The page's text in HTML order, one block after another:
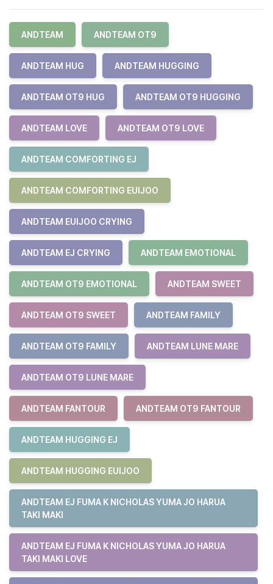
ANDTEAM ANDTEAM OT9
ANDTEAM HUG ANDTEAM HUGGING
ANDTEAM OT9 HUG ANDTEAM OT9 HUGGING
ANDTEAM LOVE ANDTEAM OT9 LOVE
ANDTEAM COMFORTING EJ
ANDTEAM COMFORTING EUIJOO
ANDTEAM EUIJOO CRYING
ANDTEAM EJ CRYING ANDTEAM EMOTIONAL
ANDTEAM OT9 EMOTIONAL ANDTEAM SWEET
ANDTEAM OT9 SWEET ANDTEAM FAMILY
ANDTEAM OT9 FAMILY ANDTEAM LUNE MARE
ANDTEAM OT9 LUNE MARE
ANDTEAM FANTOUR ANDTEAM OT9 FANTOUR
ANDTEAM HUGGING EJ
ANDTEAM HUGGING EUIJOO
ANDTEAM EJ FUMA K NICHOLAS YUMA JO HARUA
TAKI MAKI
ANDTEAM EJ FUMA K NICHOLAS YUMA JO HARUA
TAKI MAKI LOVE